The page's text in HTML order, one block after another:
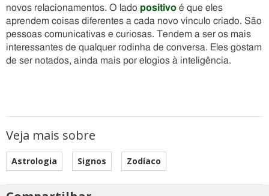
novos relacionamentos. O lado positivo é que eles
aprendem coisas diferentes a cada novo vínculo criado. São
pessoas comunicativas e curiosas. Tendem a ser os mais
interessantes de qualquer rodinha de conversa. Eles gostam
de ser notados, ainda mais por elogios à inteligência.
Veja mais sobre
Astrologia Signos Zodíaco